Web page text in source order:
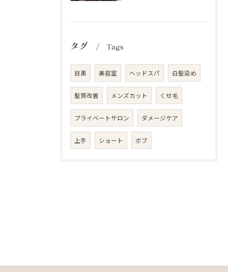
タグ Tags
目黒 美容室 ヘッドスパ 白髪染め
髪質改善 メンズカット くせ毛
プライベートサロン ダメージケア
上手 ショート ボブ